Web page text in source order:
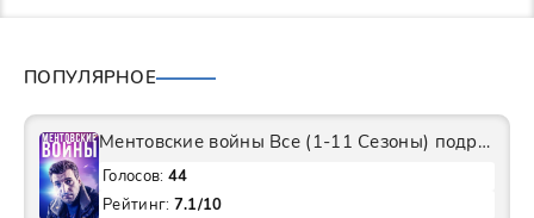
ПОПУЛЯРНОЕ
Ментовские войны Все (1-11 Сезоны) подряд Сериал
Голосов: 44
Рейтинг: 7.1/10